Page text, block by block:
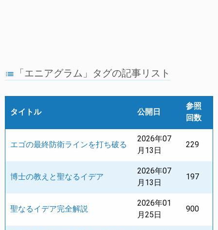
list 「エニアグラム」タグの記事リスト
タイトル 公開日
参照
回数
エゴの最終防衛ラインを打ち破る
2026年07
月13日
229
博士の教えと聖なるイデア
2026年07
月13日
197
聖なるイデア完全解説
2026年01
月25日
900